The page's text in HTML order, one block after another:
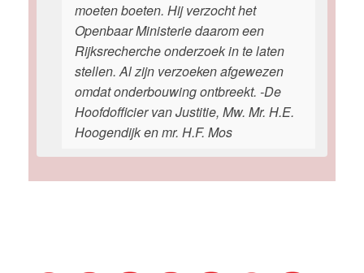
moeten boeten. Hij verzocht het
Openbaar Ministerie daarom een
Rijksrecherche onderzoek in te laten
stellen. Al zijn verzoeken afgewezen
omdat onderbouwing ontbreekt. -De
Hoofdofficier van Justitie, Mw. Mr. H.E.
Hoogendijk en mr. H.F. Mos